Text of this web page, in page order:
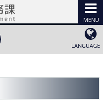
LANGUAGE
MENU